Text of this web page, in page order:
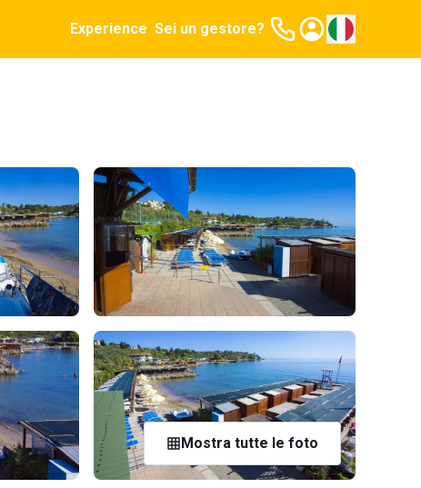
Experience Sei un gestore?
Mostra tutte le foto